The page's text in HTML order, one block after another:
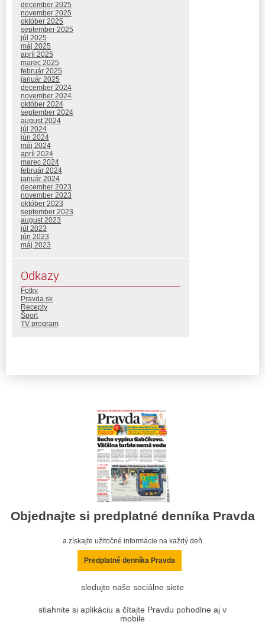
december 2025
november 2025
október 2025
september 2025
júl 2025
máj 2025
apríl 2025
marec 2025
február 2025
január 2025
december 2024
november 2024
október 2024
september 2024
august 2024
júl 2024
jún 2024
máj 2024
apríl 2024
marec 2024
február 2024
január 2024
december 2023
november 2023
október 2023
september 2023
august 2023
júl 2023
jún 2023
máj 2023
Odkazy
Fotky
Pravda.sk
Recepty
Šport
TV program
Objednajte si predplatné denníka Pravda
a získajte užitočné informácie na každý deň
Predplatné denníka Pravda
sledujte naše sociálne siete
stiahnite si aplikáciu a čítajte Pravdu pohodlne aj v
mobile